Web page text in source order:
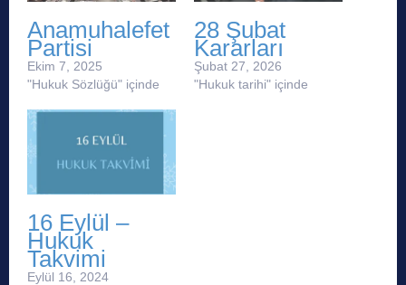
Anamuhalefet
Partisi
Ekim 7, 2025
"Hukuk Sözlüğü" içinde
28 Şubat
Kararları
Şubat 27, 2026
"Hukuk tarihi" içinde
16 Eylül –
Hukuk
Takvimi
Eylül 16, 2024